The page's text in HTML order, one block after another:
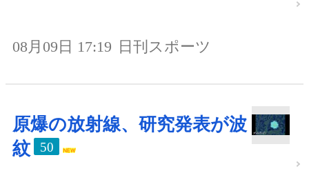
08月09日 17:19 日刊スポーツ
原爆の放射線、研究発表が波
紋
50